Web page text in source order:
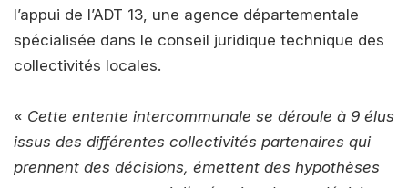
l’appui de l’ADT 13, une agence départementale
spécialisée dans le conseil juridique technique des
collectivités locales.
« Cette entente intercommunale se déroule à 9 élus
issus des différentes collectivités partenaires qui
prennent des décisions, émettent des hypothèses